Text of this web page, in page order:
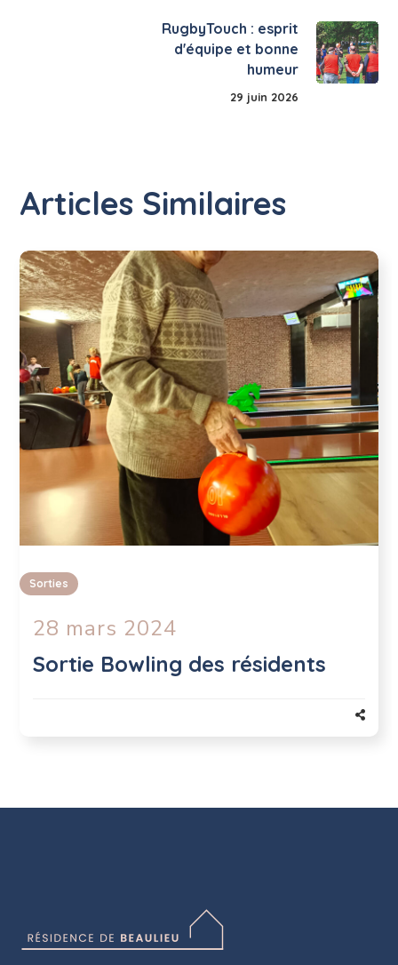
RugbyTouch : esprit
d'équipe et bonne
humeur
29 juin 2026
Articles Similaires
Sorties
28 mars 2024
Sortie Bowling des résidents